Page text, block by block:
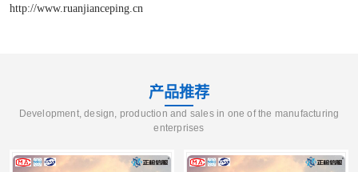
http://www.ruanjianceping.cn
产品推荐
Development, design, production and sales in one of the manufacturing
enterprises